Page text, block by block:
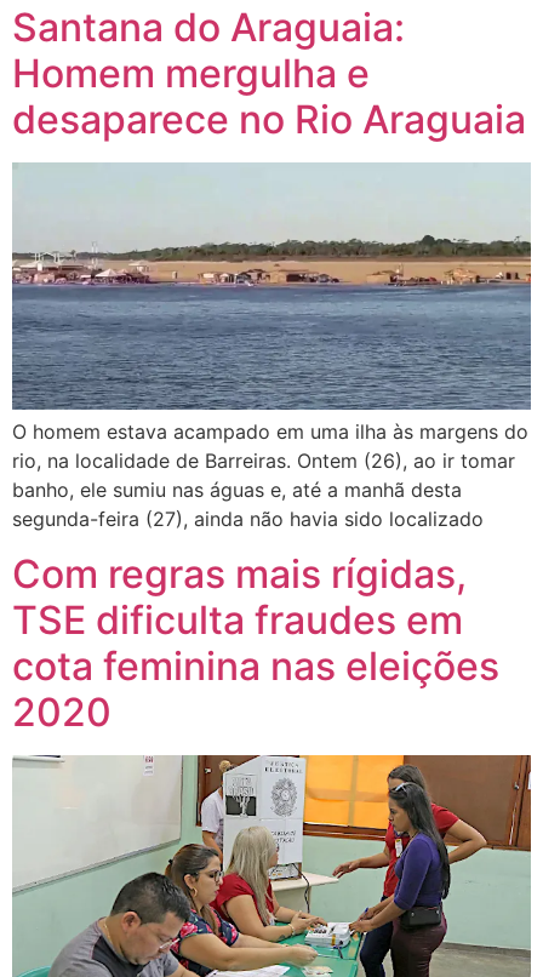
Santana do Araguaia:
Homem mergulha e
desaparece no Rio Araguaia
O homem estava acampado em uma ilha às margens do
rio, na localidade de Barreiras. Ontem (26), ao ir tomar
banho, ele sumiu nas águas e, até a manhã desta
segunda-feira (27), ainda não havia sido localizado
Com regras mais rígidas,
TSE dificulta fraudes em
cota feminina nas eleições
2020